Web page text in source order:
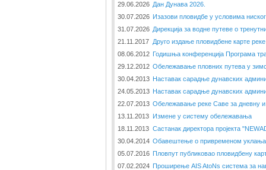
29.06.2026 Дан Дунава 2026.
30.07.2026 Изазови пловидбе у условима ниског
31.07.2026 Дирекција за водне путеве о
21.11.2017 Друго издање пловидбене карте
08.06.2012 Годишња конференција Програма
29.12.2012 Обележавање пловних путева у
30.04.2013 Наставак сарадње дунавских
24.05.2013 Наставак сарадње дунавских
22.07.2013 Обележавање реке Саве за дневну
13.11.2013 Измене у систему обележавања
18.11.2013 Састанак директора пројекта
30.04.2014 Обавештење о привременом
05.07.2016 Пловпут публиковао пловидбену
07.02.2024 Проширење AIS AtoNs система за